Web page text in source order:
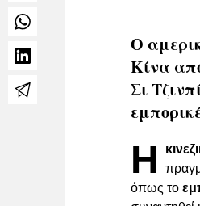
Ο
Κίνα
Σι
Η
όπως το